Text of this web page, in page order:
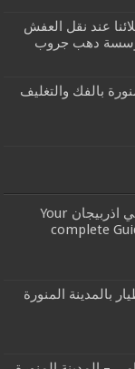
عند نقل العفش
دهب جروب
بالفك والتغليف
الدليل الشامل لعلاج الأسنان في اذربيجان Your
complete
المنورة